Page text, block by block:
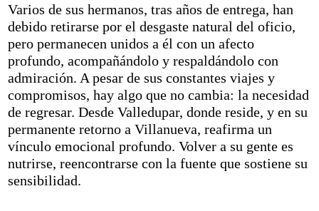
Varios de sus hermanos, tras años de entrega, han
debido retirarse por el desgaste natural del oficio,
pero permanecen unidos a él con un afecto
profundo, acompañándolo y respaldándolo con
admiración. A pesar de sus constantes viajes y
compromisos, hay algo que no cambia: la necesidad
de regresar. Desde Valledupar, donde reside, y en su
permanente retorno a Villanueva, reafirma un
vínculo emocional profundo. Volver a su gente es
nutrirse, reencontrarse con la fuente que sostiene su
sensibilidad.